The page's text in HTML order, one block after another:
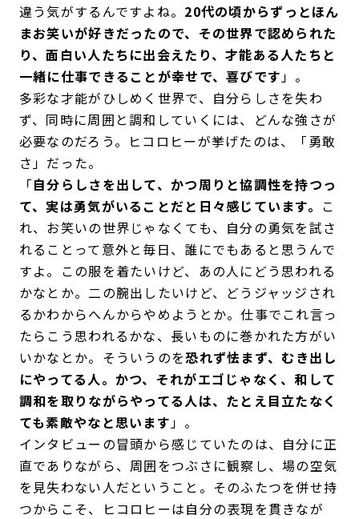
違う気がするんですよね。 20代の頃からずっとほん
まお笑いが好きだったので、その世界で認められた
り、面白い人たちに出会えたり、才能ある人たちと
一緒に仕事できることが幸せで、喜びです」。
多彩な才能がひしめく世界で、自分らしさを失わ
ず、同時に周囲と調和していくには、どんな強さが
必要なのだろう。ヒコロヒーが挙げたのは、「勇敢
さ」だった。
「自分らしさを出して、かつ周りと協調性を持つっ
て、実は勇気がいることだと日々感じています。 こ
れ、お笑いの世界じゃなくても、自分の勇気を試さ
れることって意外と毎日、誰にでもあると思うんで
すよ。この服を着たいけど、あの人にどう思われる
かなとか。二の腕出したいけど、どうジャッジされ
るかわからへんからやめようとか。仕事でこれ言っ
たらこう思われるかな、長いものに巻かれた方がい
いかなとか。そういうのを恐れず怯まず、むき出し
にやってる人。かつ、それがエゴじゃなく、和して
調和を取りながらやってる人は、たとえ目立たなく
ても素敵やなと思います」。
インタビューの冒頭から感じていたのは、自分に正
直でありながら、周囲をつぶさに観察し、場の空気
を見失わない人だということ。そのふたつを併せ持
つからこそ、ヒコロヒーは自分の表現を貫きなが